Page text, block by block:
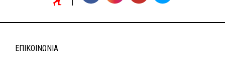
ΕΠΙΚΟΙΝΩΝΊΑ